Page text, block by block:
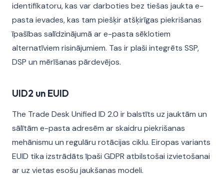
identifikatoru, kas var darboties bez tiešas jaukta e-
pasta ievades, kas tam piešķir atšķirīgas piekrišanas
īpašības salīdzinājumā ar e-pasta sēklotiem
alternatīviem risinājumiem. Tas ir plaši integrēts SSP,
DSP un mērīšanas pārdevējos.
UID2 un EUID
The Trade Desk Unified ID 2.0 ir balstīts uz jauktām un
sālītām e-pasta adresēm ar skaidru piekrišanas
mehānismu un regulāru rotācijas ciklu. Eiropas variants
EUID tika izstrādāts īpaši GDPR atbilstošai izvietošanai
ar uz vietas esošu jaukšanas modeli.